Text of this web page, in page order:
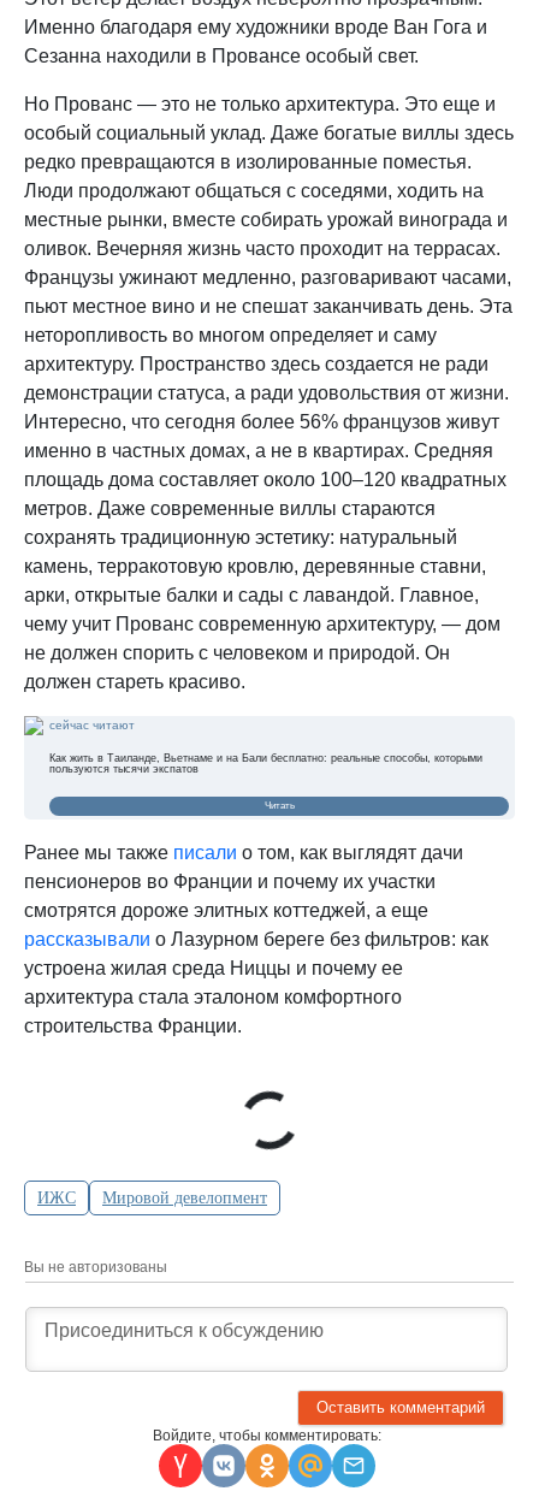
Именно благодаря ему художники вроде Ван Гога и
Сезанна находили в Провансе особый свет.
Но Прованс — это не только архитектура. Это еще и
особый социальный уклад. Даже богатые виллы здесь
редко превращаются в изолированные поместья.
Люди продолжают общаться с соседями, ходить на
местные рынки, вместе собирать урожай винограда и
оливок. Вечерняя жизнь часто проходит на террасах.
Французы ужинают медленно, разговаривают часами,
пьют местное вино и не спешат заканчивать день. Эта
неторопливость во многом определяет и саму
архитектуру. Пространство здесь создается не ради
демонстрации статуса, а ради удовольствия от жизни.
Интересно, что сегодня более 56% французов живут
именно в частных домах, а не в квартирах. Средняя
площадь дома составляет около 100–120 квадратных
метров. Даже современные виллы стараются
сохранять традиционную эстетику: натуральный
камень, терракотовую кровлю, деревянные ставни,
арки, открытые балки и сады с лавандой. Главное,
чему учит Прованс современную архитектуру, — дом
не должен спорить с человеком и природой. Он
должен стареть красиво.
сейчас читают
Как жить в Таиланде, Вьетнаме и на Бали бесплатно: реальные способы, которыми
пользуются тысячи экспатов
Читать
Ранее мы также писали о том, как выглядят дачи
пенсионеров во Франции и почему их участки
смотрятся дороже элитных коттеджей, а еще
рассказывали о Лазурном береге без фильтров: как
устроена жилая среда Ниццы и почему ее
архитектура стала эталоном комфортного
строительства Франции.
ИЖС Мировой девелопмент
Вы не авторизованы
Войдите, чтобы комментировать: